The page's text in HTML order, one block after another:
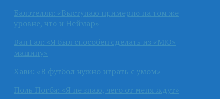
Балотелли: «Выступаю примерно на том же
уровне, что и Неймар»
Ван Гал: «Я был способен сделать из «МЮ»
машину»
Хави: «В футбол нужно играть с умом»
Поль Погба: «Я не знаю, чего от меня ждут»